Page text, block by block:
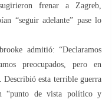
frenar a Zagreb,
“seguir adelante” pase lo
admitió: “Declaramos
preocupados, pero en
Describió esta terrible guerra
“punto de vista político y